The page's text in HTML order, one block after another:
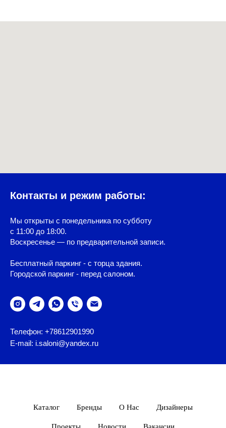
Контакты и режим работы:
Мы открыты с понедельника по субботу
с 11:00 до 18:00.
Воскресенье — по предварительной записи.
Бесплатный паркинг - с торца здания.
Городской паркинг - перед салоном.
Телефон: +78612901990
E-mail: i.saloni@yandex.ru
Каталог Бренды О Нас Дизайнеры